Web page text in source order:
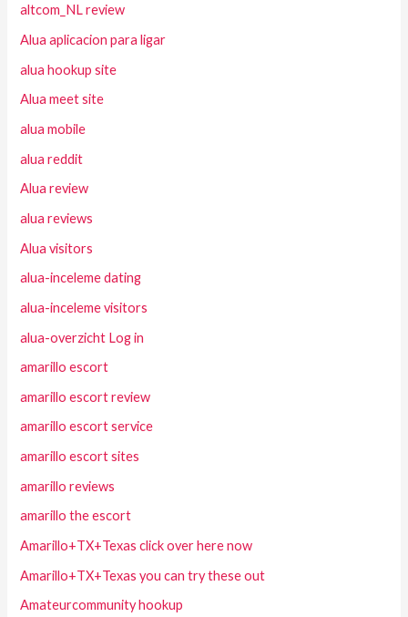
altcom_NL review
Alua aplicacion para ligar
alua hookup site
Alua meet site
alua mobile
alua reddit
Alua review
alua reviews
Alua visitors
alua-inceleme dating
alua-inceleme visitors
alua-overzicht Log in
amarillo escort
amarillo escort review
amarillo escort service
amarillo escort sites
amarillo reviews
amarillo the escort
Amarillo+TX+Texas click over here now
Amarillo+TX+Texas you can try these out
Amateurcommunity hookup